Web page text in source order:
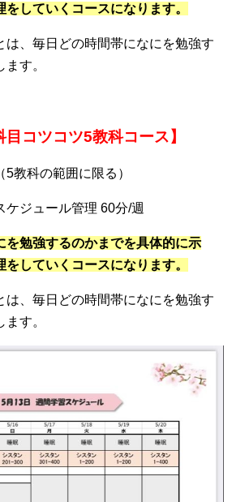
していくコースになります。
、毎日どの時間帯になにを勉強す
す。
目コツコツ5教科コース】
（5教科の範囲に限る）
ケジュール管理 60分/週
を勉強するのかまでを具体的に示
していくコースになります。
、毎日どの時間帯になにを勉強す
す。